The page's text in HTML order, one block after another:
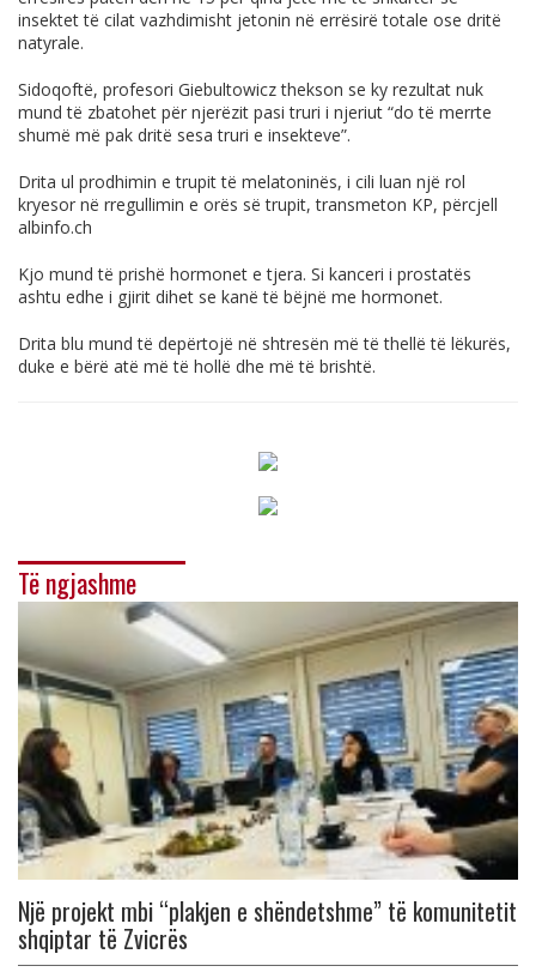
insektet të cilat vazhdimisht jetonin në errësirë totale ose dritë
natyrale.
Sidoqoftë, profesori Giebultowicz thekson se ky rezultat nuk
mund të zbatohet për njerëzit pasi truri i njeriut “do të merrte
shumë më pak dritë sesa truri e insekteve”.
Drita ul prodhimin e trupit të melatoninës, i cili luan një rol
kryesor në rregullimin e orës së trupit, transmeton KP, përcjell
albinfo.ch
Kjo mund të prishë hormonet e tjera. Si kanceri i prostatës
ashtu edhe i gjirit dihet se kanë të bëjnë me hormonet.
Drita blu mund të depërtojë në shtresën më të thellë të lëkurës,
duke e bërë atë më të hollë dhe më të brishtë.
Të ngjashme
Një projekt mbi “plakjen e shëndetshme” të komunitetit
shqiptar të Zvicrës